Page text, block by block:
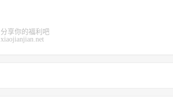
分享你的福利吧
xiaojianjian.net